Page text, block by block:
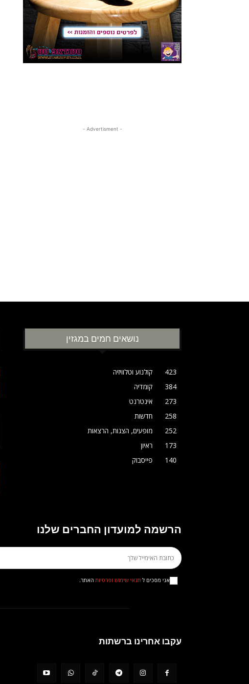
- Advertisment -
נושאים חמים במגזין
קולנוע וטלוויזיה
423
קומדיה
384
אינטרנט
273
חדשות
258
מופעים, הצגות, הרצאות
252
ראיון
173
פייסבוק
140
הרשמה למועדון החברים שלנו
אני מסכים ל תנאי שימוש ופרטיותהאתר.
עקבו אחרינו ברשתות